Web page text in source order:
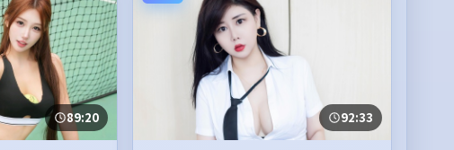
89:20 92:33